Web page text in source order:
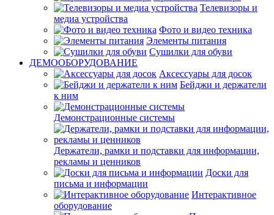
Телевизоры и
медиа устройства
Фото и видео техника
Элементы питания
Сушилки для обуви
ДЕМООБОРУДОВАНИЕ
Аксессуары для досок
Бейджи и держатели
к ним
Демонстрационные системы
Держатели, рамки и подставки для информации,
рекламы и ценников
Доски для
письма и информации
Интерактивное
оборудование